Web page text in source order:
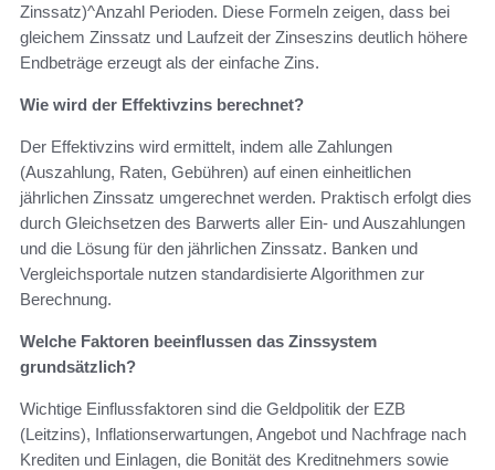
Zinssatz)^Anzahl Perioden. Diese Formeln zeigen, dass bei
gleichem Zinssatz und Laufzeit der Zinseszins deutlich höhere
Endbeträge erzeugt als der einfache Zins.
Wie wird der Effektivzins berechnet?
Der Effektivzins wird ermittelt, indem alle Zahlungen
(Auszahlung, Raten, Gebühren) auf einen einheitlichen
jährlichen Zinssatz umgerechnet werden. Praktisch erfolgt dies
durch Gleichsetzen des Barwerts aller Ein- und Auszahlungen
und die Lösung für den jährlichen Zinssatz. Banken und
Vergleichsportale nutzen standardisierte Algorithmen zur
Berechnung.
Welche Faktoren beeinflussen das Zinssystem
grundsätzlich?
Wichtige Einflussfaktoren sind die Geldpolitik der EZB
(Leitzins), Inflationserwartungen, Angebot und Nachfrage nach
Krediten und Einlagen, die Bonität des Kreditnehmers sowie